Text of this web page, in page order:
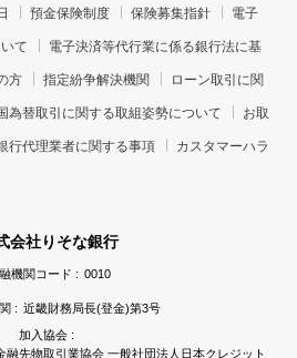
預金保険制度 保険募集指針 電子
て 電子決済等代行業に係る銀行法に基
方 指定紛争解決機関 ローン取引に関
為替取引に関する取組姿勢について お取
行代理業者に関する事項 カスタマーハラ
会社りそな銀行
機関コード : 0010
: 近畿財務局長(登金)第3号
加入協会 :
融先物取引業協会 一般社団法人日本クレジット